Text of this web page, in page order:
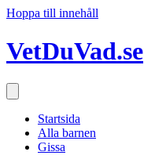
Hoppa till innehåll
VetDuVad.se
Startsida
Alla barnen
Gissa